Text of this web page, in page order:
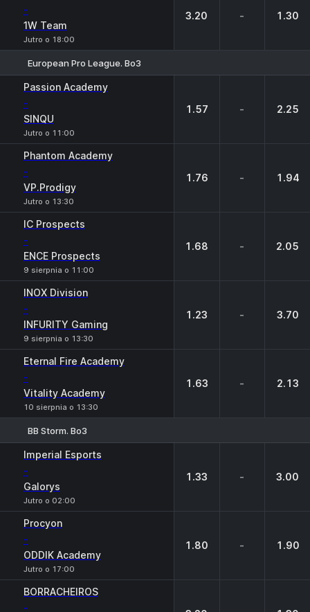
-
1W Team
Jutro o 18:00
3.20 - 1.30
European Pro League. Bo3
Passion Academy
-
SINQU
Jutro o 11:00
1.57 - 2.25
Phantom Academy
-
VP.Prodigy
Jutro o 13:30
1.76 - 1.94
IC Prospects
-
ENCE Prospects
9 sierpnia o 11:00
1.68 - 2.05
INOX Division
-
INFURITY Gaming
9 sierpnia o 13:30
1.23 - 3.70
Eternal Fire Academy
-
Vitality Academy
10 sierpnia o 13:30
1.63 - 2.13
BB Storm. Bo3
Imperial Esports
-
Galorys
Jutro o 02:00
1.33 - 3.00
Procyon
-
ODDIK Academy
Jutro o 17:00
1.80 - 1.90
BORRACHEIROS
-